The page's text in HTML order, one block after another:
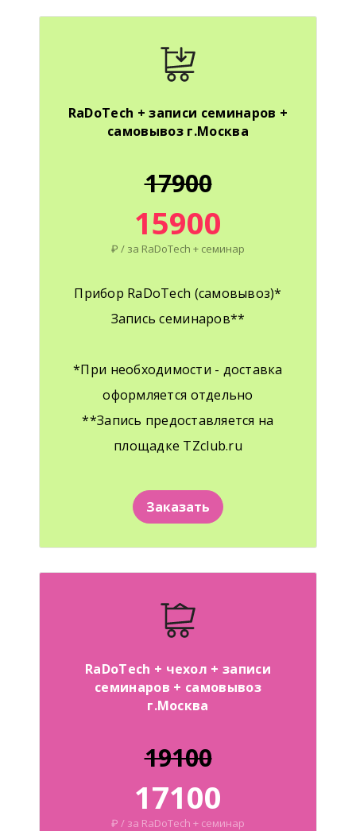
RaDoTech + записи семинаров +
самовывоз г.Москва
17900
15900
₽ / за RaDoTech + семинар
Прибор RaDoTech (самовывоз)*
Запись семинаров**
*При необходимости - доставка
оформляется отдельно
**Запись предоставляется на
площадке TZclub.ru
Заказать
RaDoTech + чехол + записи
семинаров + самовывоз
г.Москва
19100
17100
₽ / за RaDoTech + семинар